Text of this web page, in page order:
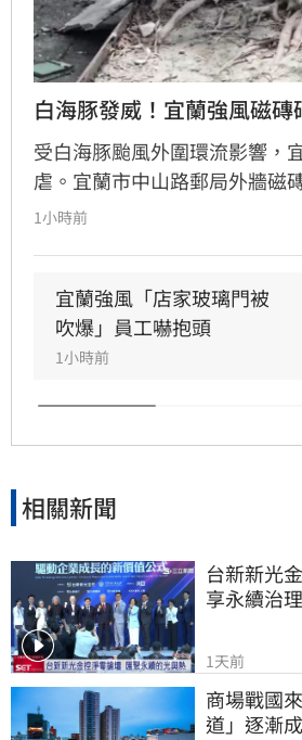
白海豚發威！宜蘭強風磁磚
受白海豚颱風外圍環流影響，
虐。宜蘭市中山路郵局外牆磁
剝落，武營街亦發生磁磚砸地
全面停駛。
1小時前
宜蘭強風「店家玻璃門被
吹爆」員工嚇抱頭
1小時前
相關新聞
台新新光
享永續治理
1天前
商場戰國
道」逐漸